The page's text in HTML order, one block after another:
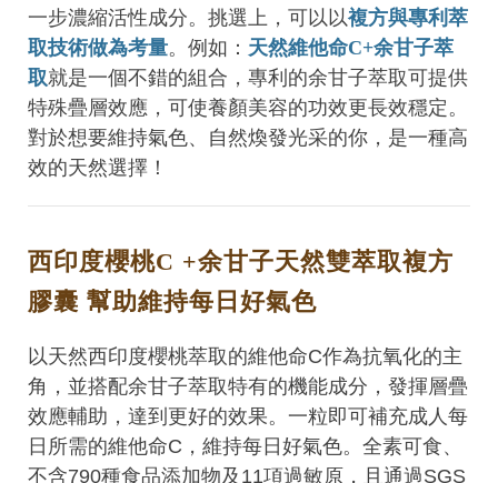
一步濃縮活性成分。挑選上，可以以複方與專利萃
取技術做為考量。例如： 天然維他命C+余甘子萃
取就是一個不錯的組合，專利的余甘子萃取可提供
特殊疊層效應，可使養顏美容的功效更長效穩定。
對於想要維持氣色、自然煥發光采的你，是一種高
效的天然選擇！
西印度櫻桃C +余甘子天然雙萃取複方
膠囊 幫助維持每日好氣色
以天然西印度櫻桃萃取的維他命C作為抗氧化的主
角，並搭配余甘子萃取特有的機能成分，發揮層疊
效應輔助，達到更好的效果。一粒即可補充成人每
日所需的維他命C，維持每日好氣色。全素可食、
不含790種食品添加物及11項過敏原，且通過SGS